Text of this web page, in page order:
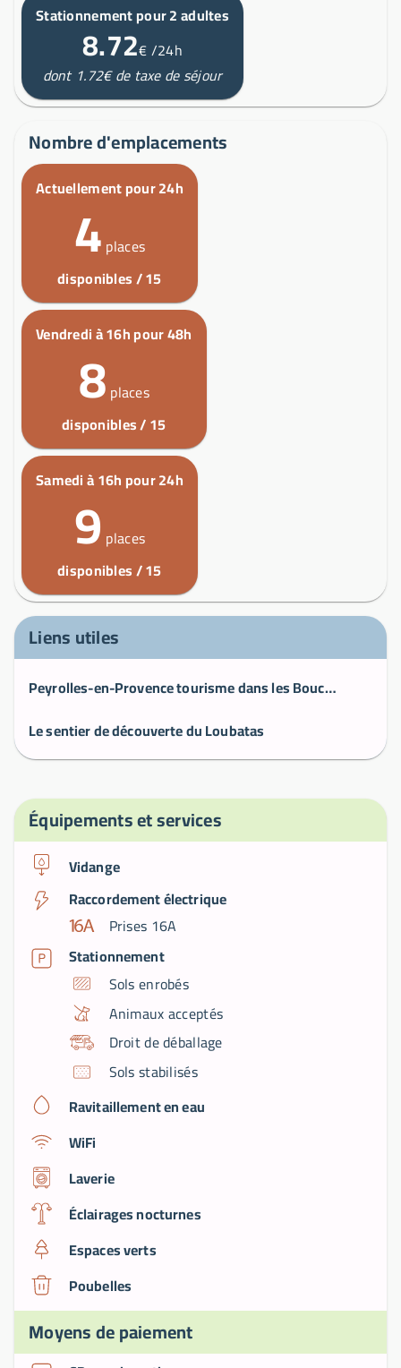
Stationnement pour 2 adultes
8.72€/24h
dont 1.72€ de taxe de séjour
Nombre d'emplacements
Actuellement pour 24h
4 places
disponibles / 15
Vendredi à 16h pour 48h
8 places
disponibles / 15
Samedi à 16h pour 24h
9 places
disponibles / 15
Liens utiles
Peyrolles-en-Provence tourisme dans les Bouches-du-Rhône (13860)
Le sentier de découverte du Loubatas
Équipements et services
Vidange
Raccordement électrique
Prises 16A
Stationnement
Sols enrobés
Animaux acceptés
Droit de déballage
Sols stabilisés
Ravitaillement en eau
WiFi
Laverie
Éclairages nocturnes
Espaces verts
Poubelles
Moyens de paiement